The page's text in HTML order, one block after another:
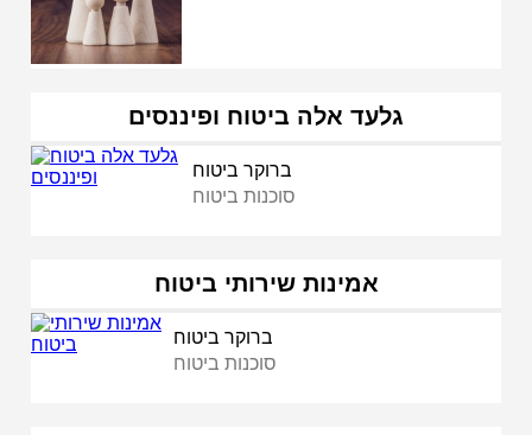
גלעד אלה ביטוח ופיננסים
ברוקר ביטוח
סוכנות ביטוח
אמינות שירותי ביטוח
ברוקר ביטוח
סוכנות ביטוח